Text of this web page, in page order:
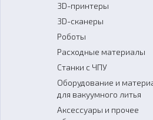
3D-принтеры
3D-сканеры
Роботы
Расходные материалы
Станки с ЧПУ
Оборудование и
для вакуумного литья
Аксессуары и прочее